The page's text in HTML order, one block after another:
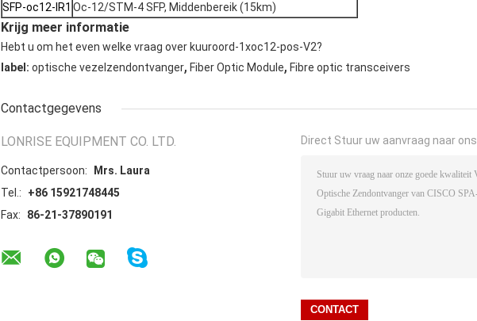
SFP-oc12-IR1 Oc-12/STM-4 SFP, Middenbereik (15km)
Krijg meer informatie
Hebt u om het even welke vraag over kuuroord-1xoc12-pos-V2?
label: optische vezelzendontvanger, Fiber Optic Module, Fibre optic transceivers
Contactgegevens
LONRISE EQUIPMENT CO. LTD.
Contactpersoon:
Mrs. Laura
Tel.:
+86 15921748445
Fax:
86-21-37890191
Direct Stuur uw aanvraag naar ons